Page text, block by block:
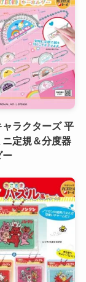
ラクターズ 平
定規＆分度器
ー